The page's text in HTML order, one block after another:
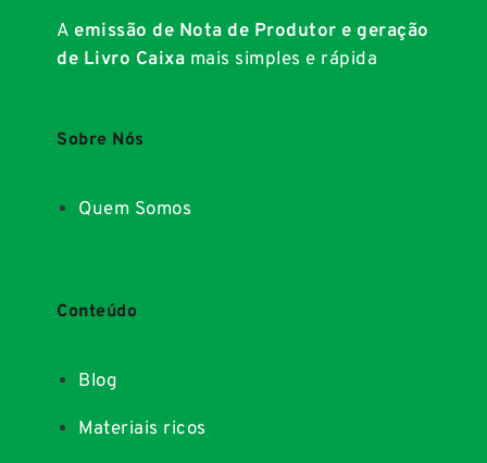
Aemissão de Nota de Produtor e geração
de Livro Caixa mais simples e rápida
Sobre Nós
Quem Somos
Conteúdo
Blog
Materiais ricos